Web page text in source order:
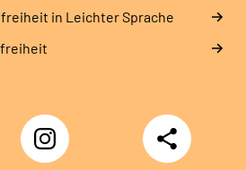
in Leichter Sprache
Instagram
DRV
Nachwuchskräfte
Teilen